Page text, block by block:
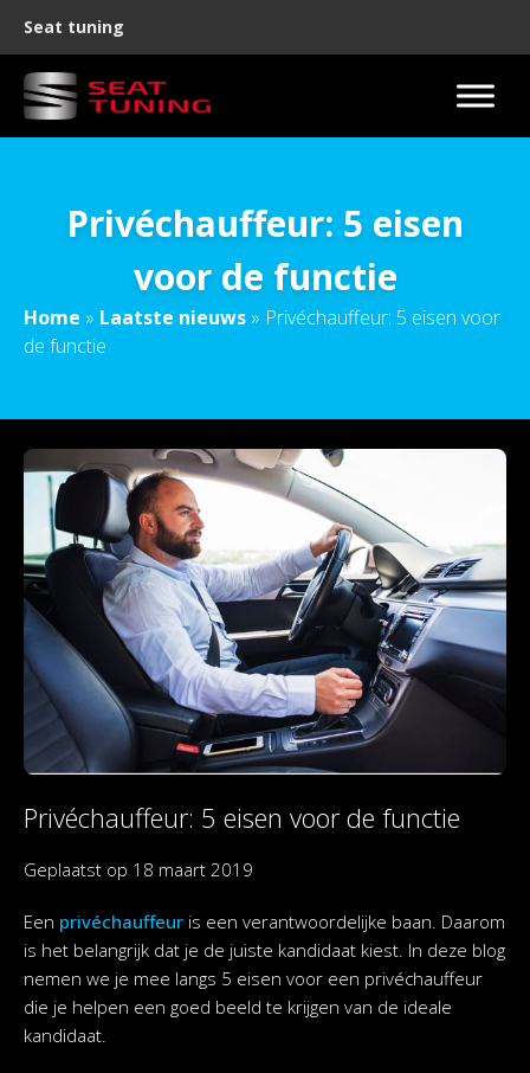
Seat tuning
Privéchauffeur: 5 eisen
voor de functie
Home » Laatste nieuws » Privéchauffeur: 5 eisen voor
de functie
Privéchauffeur: 5 eisen voor de functie
Geplaatst op 18 maart 2019
Een privéchauffeur is een verantwoordelijke baan. Daarom
is het belangrijk dat je de juiste kandidaat kiest. In deze blog
nemen we je mee langs 5 eisen voor een privéchauffeur
die je helpen een goed beeld te krijgen van de ideale
kandidaat.